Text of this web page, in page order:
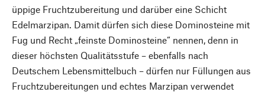
üppige Fruchtzubereitung und darüber eine Schicht
Edelmarzipan. Damit dürfen sich diese Dominosteine mit
Fug und Recht „feinste Dominosteine“ nennen, denn in
dieser höchsten Qualitätsstufe – ebenfalls nach
Deutschem Lebensmittelbuch – dürfen nur Füllungen aus
Fruchtzubereitungen und echtes Marzipan verwendet